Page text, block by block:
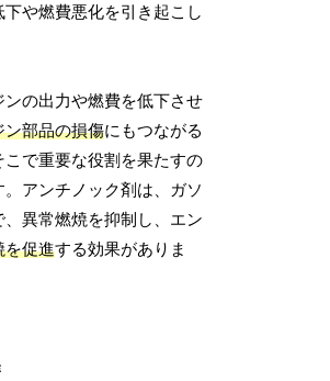
や燃費悪化を引き起こし
ンの出力や燃費を低下させ
ン部品の損傷にもつながる
で重要な役割を果たすの
アンチノック剤は、ガソ
、異常燃焼を抑制し、エン
を促進する効果がありま